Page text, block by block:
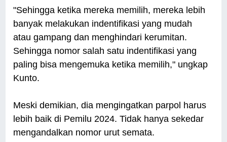
"Sehingga ketika mereka memilih, mereka lebih
banyak melakukan indentifikasi yang mudah
atau gampang dan menghindari kerumitan.
Sehingga nomor salah satu indentifikasi yang
paling bisa mengemuka ketika memilih," ungkap
Kunto.
Meski demikian, dia mengingatkan parpol harus
lebih baik di Pemilu 2024. Tidak hanya sekedar
mengandalkan nomor urut semata.